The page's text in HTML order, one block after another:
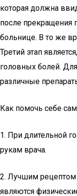
которая должна
после прекращения
больнице. В то же
Третий этап
головных болей.
различные
Как помочь себе
1. При длительной
рукам врача.
2. Лучшим рецептом
являются